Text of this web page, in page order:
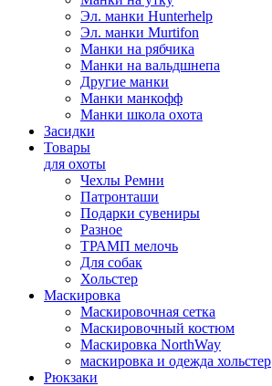
Эл. манки Hunterhelp
Эл. манки Murtifon
Манки на рябчика
Манки на вальдшнепа
Другие манки
Манки манкофф
Манки школа охота
Засидки
Товары
для охоты
Чехлы Ремни
Патронташи
Подарки сувениры
Разное
ТРАМП мелочь
Для собак
Хольстер
Маскировка
Маскировочная сетка
Маскировочный костюм
Маскировка NorthWay
маскировка и одежда хольстер
Рюкзаки